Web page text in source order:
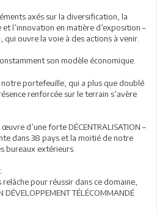
axés sur la diversification, la
l’innovation en matière d’exposition –
ouvre la voie à des actions à venir.
son modèle économique.
portefeuille, qui a plus que doublé
renforcée sur le terrain s’avère
d’une forte DÉCENTRALISATION –
dans 38 pays et la moitié de notre
bureaux extérieurs.
pour réussir dans ce domaine,
TÉLÉCOMMANDÉ